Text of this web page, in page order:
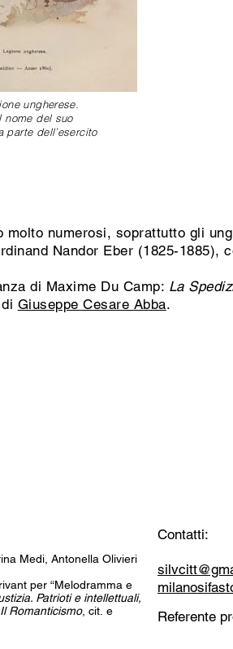
ungherese.
nome del suo
parte dell’esercito
numerosi, soprattutto gli
Nandor Eber (1825-1885),
di Maxime Du Camp: La
Giuseppe Cesare Abba.
Medi, Antonella Olivieri
per “Melodramma e
Patrioti e intellettuali,
Il Romanticismo, cit. e
Contatti:
Referente